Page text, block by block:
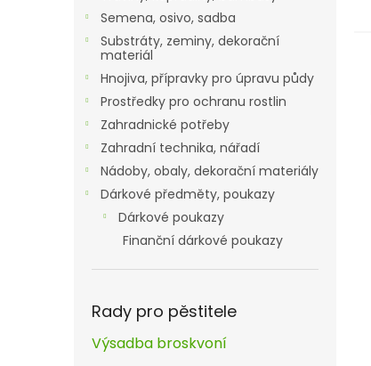
Semena, osivo, sadba
Substráty, zeminy, dekorační
materiál
Hnojiva, přípravky pro úpravu půdy
Prostředky pro ochranu rostlin
Zahradnické potřeby
Zahradní technika, nářadí
Nádoby, obaly, dekorační materiály
Dárkové předměty, poukazy
Dárkové poukazy
Finanční dárkové poukazy
Rady pro pěstitele
Výsadba broskvoní